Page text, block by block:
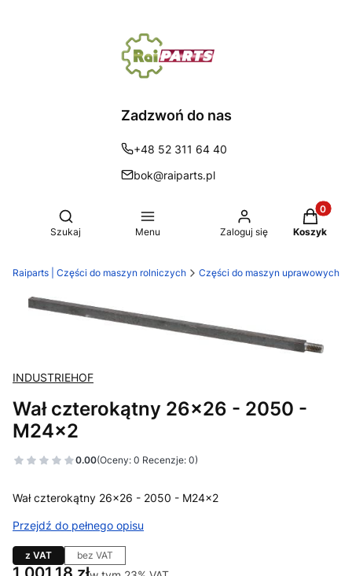
Zadzwoń do nas
+48 52 311 64 40
bok@raiparts.pl
Otwórz wyszukiwarkę
Szukaj Menu Zaloguj się Koszyk
Raiparts | Części do maszyn rolniczych Części do maszyn uprawowych
INDUSTRIEHOF
Wał czterokątny 26x26 - 2050 -
M24x2
0.00(Oceny: 0 Recenzje: 0)
Wał czterokątny 26x26 - 2050 - M24x2
Przejdź do pełnego opisu
z VAT bez VAT
Cena